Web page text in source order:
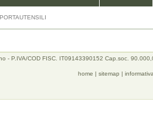
- P.IVA/COD FISC. IT09143390152 Cap.soc.
home | sitemap |